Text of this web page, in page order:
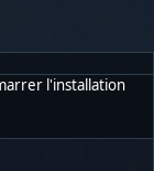
l'installation